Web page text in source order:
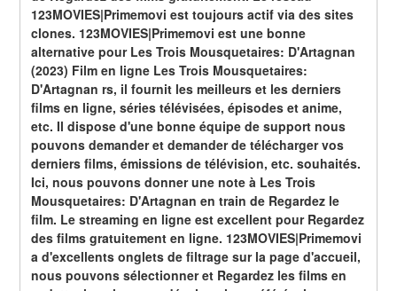
123MOVIES|Primemovi est toujours actif via des sites
clones. 123MOVIES|Primemovi est une bonne
alternative pour Les Trois Mousquetaires: D'Artagnan
(2023) Film en ligne Les Trois Mousquetaires:
D'Artagnan rs, il fournit les meilleurs et les derniers
films en ligne, séries télévisées, épisodes et anime,
etc. Il dispose d'une bonne équipe de support nous
pouvons demander et demander de télécharger vos
derniers films, émissions de télévision, etc. souhaités.
Ici, nous pouvons donner une note à Les Trois
Mousquetaires: D'Artagnan en train de Regardez le
film. Le streaming en ligne est excellent pour Regardez
des films gratuitement en ligne. 123MOVIES|Primemovi
a d'excellents onglets de filtrage sur la page d'accueil,
nous pouvons sélectionner et Regardez les films en